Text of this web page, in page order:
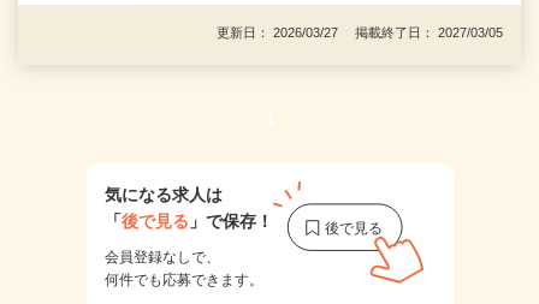
更新日： 2026/03/27 掲載終了日： 2027/03/05
1
気になる求人は
「後で見る 」で保存！
会員登録なしで、
何件でも応募できます。